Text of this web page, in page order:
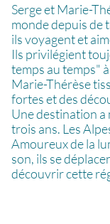
Serge et Marie-
monde depuis de
ils voyagent et
Ils privilégient
temps au temps"
Marie-Thérèse
fortes et des
Une destination
trois ans. Les
Amoureux de la
son, ils se
découvrir cette